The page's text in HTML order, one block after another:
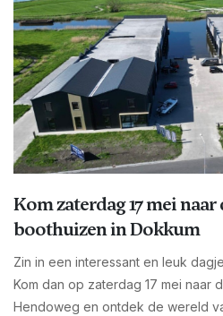
Kom zaterdag 17 mei
boothuizen in Dokkum
Zin in een interessant en leuk
Kom dan op zaterdag 17 mei naar
Hendoweg en ontdek de wereld